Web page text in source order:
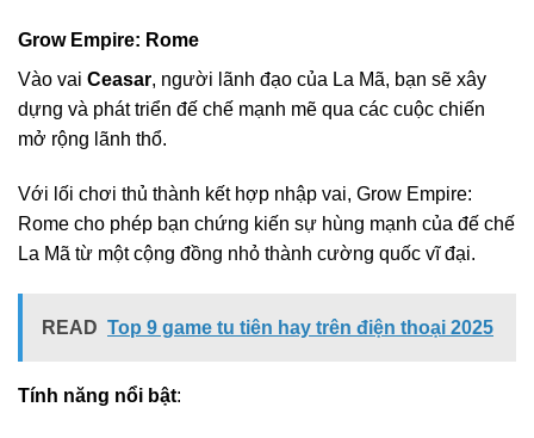
Grow Empire: Rome
Vào vai Ceasar, người lãnh đạo của La Mã, bạn sẽ xây
dựng và phát triển đế chế mạnh mẽ qua các cuộc chiến
mở rộng lãnh thổ.
Với lối chơi thủ thành kết hợp nhập vai, Grow Empire:
Rome cho phép bạn chứng kiến sự hùng mạnh của đế chế
La Mã từ một cộng đồng nhỏ thành cường quốc vĩ đại.
READ Top 9 game tu tiên hay trên điện thoại 2025
Tính năng nổi bật: